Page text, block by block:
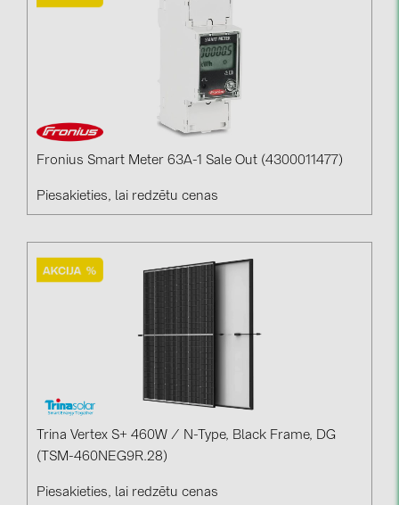
Fronius Smart Meter 63A-1 Sale Out (4300011477)
Piesakieties, lai redzētu cenas
Trina Vertex S+ 460W / N-Type, Black Frame, DG
(TSM-460NEG9R.28)
Piesakieties, lai redzētu cenas